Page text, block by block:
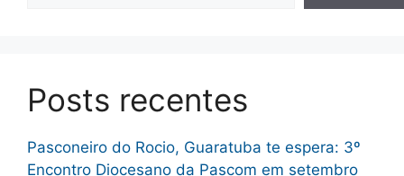
Posts recentes
Pasconeiro do Rocio, Guaratuba te espera: 3º
Encontro Diocesano da Pascom em setembro